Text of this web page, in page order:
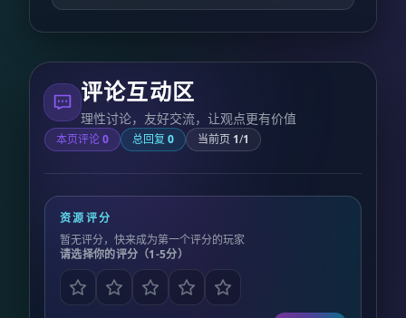
评论互动区
理性讨论，友好交流，让观点更有价值
本页评论0 总回复 0 当前页 1/1
资源评分
暂无评分，快来成为第一个评分的玩家
请选择你的评分（1-5分）